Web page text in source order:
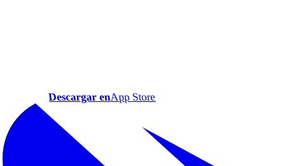
Descargar enApp Store